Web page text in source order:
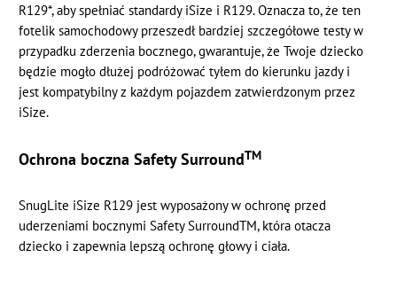
R129*, aby spełniać standardy iSize i R129. Oznacza to, że ten
fotelik samochodowy przeszedł bardziej szczegółowe testy w
przypadku zderzenia bocznego, gwarantuje, że Twoje dziecko
będzie mogło dłużej podróżować tyłem do kierunku jazdy i
jest kompatybilny z każdym pojazdem zatwierdzonym przez
iSize.
Ochrona boczna Safety SurroundTM
SnugLite iSize R129 jest wyposażony w ochronę przed
uderzeniami bocznymi Safety SurroundTM, która otacza
dziecko i zapewnia lepszą ochronę głowy i ciała.